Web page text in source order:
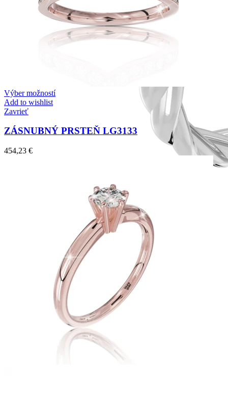
Twist Elegance
Zásnubné prstne z kolekcie Twist Elegance.
Výber možností
Add to wishlist
Zavrieť
ZÁSNUBNÝ PRSTEŇ LG3133
454,23 €